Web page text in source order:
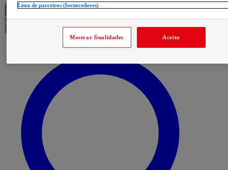
Lista de parceiros (fornecedores)
Mostrar finalidades Aceito